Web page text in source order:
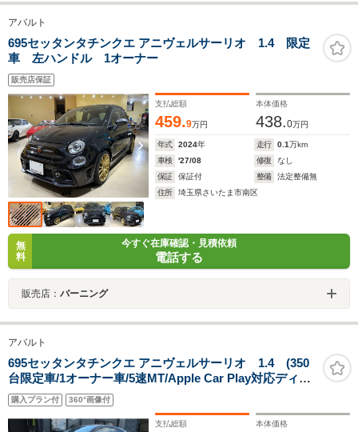
アバルト
695セッタンタチンクエ アニヴェルサーリオ 1.4 限定
車 左ハンドル 1オーナー
販売店保証
支払総額
459.9万円
本体価格
438.0万円
年式 2024年 走行 0.1万km
車検
'27/08 修復
なし
保証
保証付 整備
法定整備無
住所
埼玉県さいたま市南区
無
料
今すぐ在庫確認・見積依頼
電話する
販売店： バーニング
アバルト
695セッタンタチンクエ アニヴェルサーリオ 1.4 (350
台限定車/1オーナー車/5速MT/Apple Car Play対応ディス
プレイオーディオ/USB/Bトゥース/Bカメラ/純正エアロ/
純正17AW/専用可変マフラー/専用ハーフレザースポーツ
シート/キセノンライト/LEDライナー/フォグ)
購入プラン付 360°画像付
支払総額 本体価格